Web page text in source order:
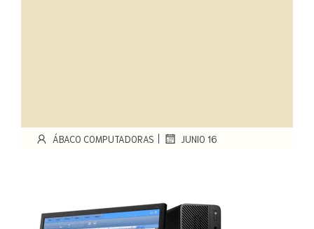
ÁBACO COMPUTADORAS | JUNIO 16